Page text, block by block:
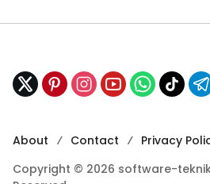
About Contact
Privacy
Copyright © 2026 software-